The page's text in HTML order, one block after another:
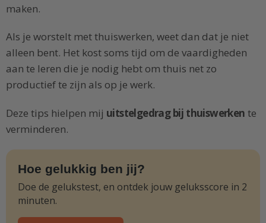
maken.
Als je worstelt met thuiswerken, weet dan dat je niet
alleen bent. Het kost soms tijd om de vaardigheden
aan te leren die je nodig hebt om thuis net zo
productief te zijn als op je werk.
Deze tips hielpen mij uitstelgedrag bij thuiswerken te
verminderen.
Hoe gelukkig ben jij?
Doe de gelukstest, en ontdek jouw geluksscore in 2
minuten.